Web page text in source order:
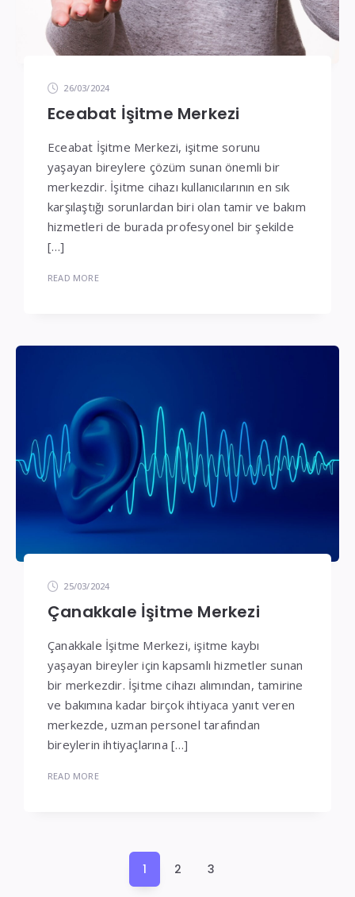
26/03/2024
Eceabat İşitme Merkezi
Eceabat İşitme Merkezi, işitme sorunu
yaşayan bireylere çözüm sunan önemli bir
merkezdir. İşitme cihazı kullanıcılarının en sık
karşılaştığı sorunlardan biri olan tamir ve bakım
hizmetleri de burada profesyonel bir şekilde
[…]
READ MORE
25/03/2024
Çanakkale İşitme Merkezi
Çanakkale İşitme Merkezi, işitme kaybı
yaşayan bireyler için kapsamlı hizmetler sunan
bir merkezdir. İşitme cihazı alımından, tamirine
ve bakımına kadar birçok ihtiyaca yanıt veren
merkezde, uzman personel tarafından
bireylerin ihtiyaçlarına […]
READ MORE
sayfalaması
1 2 3